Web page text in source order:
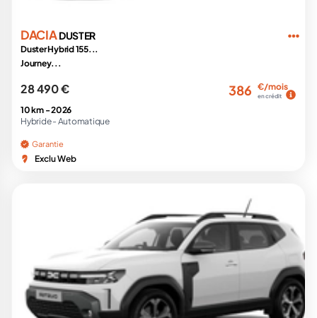
DACIADUSTER
Duster Hybrid 155...
Journey...
28 490 € 386 €/mois
en crédit
10 km -2026
Hybride - Automatique
Garantie
Exclu Web